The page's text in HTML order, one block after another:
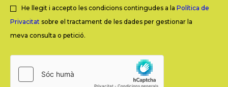
He llegit i accepto les condicions contingudes a la Política de
Privacitat sobre el tractament de les dades per gestionar la
meva consulta o petició.